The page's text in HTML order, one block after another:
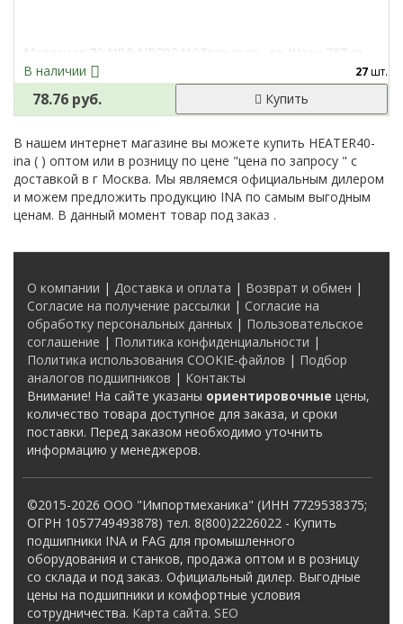
Материал 70 NBR NB703412Твердость по Шору 70Тип
профиля - WAS..
В наличии 27 шт.
78.76 руб. Купить
В нашем интернет магазине вы можете купить HEATER40-
ina ( ) оптом или в розницу по цене "цена по запросу " с
доставкой в г Москва. Мы являемся официальным дилером
и можем предложить продукцию INA по самым выгодным
ценам. В данный момент товар под заказ .
О компании | Доставка и оплата | Возврат и обмен |
Согласие на получение рассылки | Согласие на
обработку персональных данных | Пользовательское
соглашение | Политика конфиденциальности |
Политика использования COOKIE-файлов | Подбор
аналогов подшипников | Контакты
Внимание! На сайте указаны ориентировочные цены,
количество товара доступное для заказа, и сроки
поставки. Перед заказом необходимо уточнить
информацию у менеджеров.
©2015-2026 ООО "Импортмеханика" (ИНН 7729538375;
ОГРН 1057749493878) тел. 8(800)2226022 - Купить
подшипники INA и FAG для промышленного
оборудования и станков, продажа оптом и в розницу
со склада и под заказ. Официальный дилер. Выгодные
цены на подшипники и комфортные условия
сотрудничества. Карта сайта. SEO